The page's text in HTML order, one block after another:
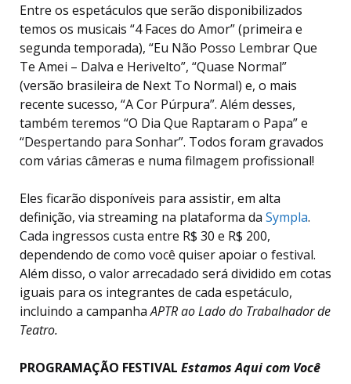
Entre os espetáculos que serão disponibilizados
temos os musicais “4 Faces do Amor” (primeira e
segunda temporada), “Eu Não Posso Lembrar Que
Te Amei – Dalva e Herivelto”, “Quase Normal”
(versão brasileira de Next To Normal) e, o mais
recente sucesso, “A Cor Púrpura”. Além desses,
também teremos “O Dia Que Raptaram o Papa” e
“Despertando para Sonhar”. Todos foram gravados
com várias câmeras e numa filmagem profissional!
Eles ficarão disponíveis para assistir, em alta
definição, via streaming na plataforma da Sympla.
Cada ingressos custa entre R$ 30 e R$ 200,
dependendo de como você quiser apoiar o festival.
Além disso, o valor arrecadado será dividido em cotas
iguais para os integrantes de cada espetáculo,
incluindo a campanhaAPTR ao Lado do Trabalhador de
Teatro.
PROGRAMAÇÃO FESTIVAL Estamos Aqui com Você